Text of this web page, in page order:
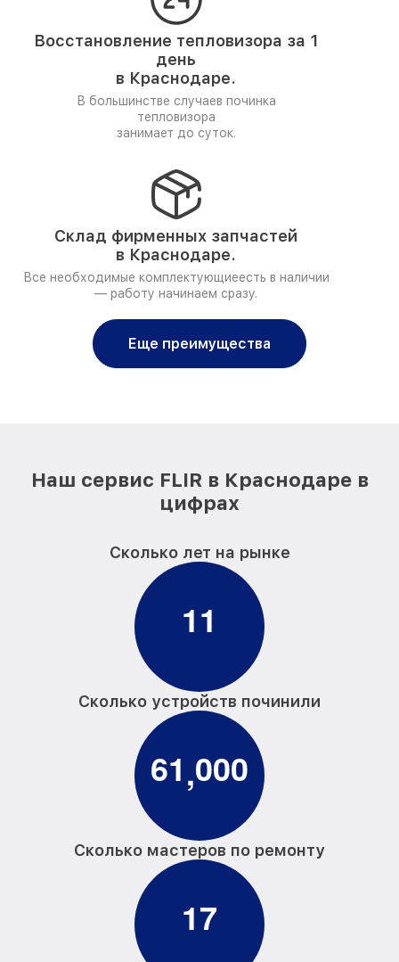
Восстановление тепловизора за 1
день
в Краснодаре.
В большинстве случаев починка
тепловизора
занимает до суток.
Склад фирменных запчастей
в Краснодаре.
Все необходимые комплектующиеесть в наличии
— работу начинаем сразу.
Еще преимущества
Наш сервис FLIR в Краснодаре в
цифрах
Сколько лет на рынке
11
Сколько устройств починили
61,000
Сколько мастеров по ремонту
17